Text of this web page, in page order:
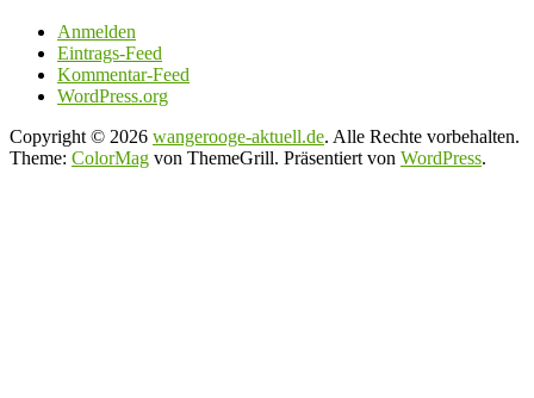
Anmelden
Eintrags-Feed
Kommentar-Feed
WordPress.org
Copyright © 2026 wangerooge-aktuell.de. Alle Rechte vorbehalten.
Theme: ColorMag von ThemeGrill. Präsentiert von WordPress.